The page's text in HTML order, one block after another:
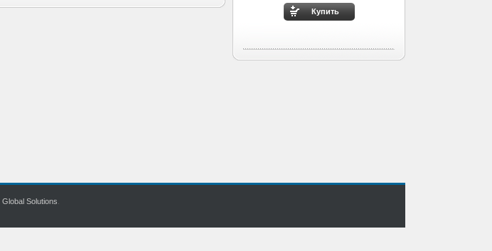
Global Solutions